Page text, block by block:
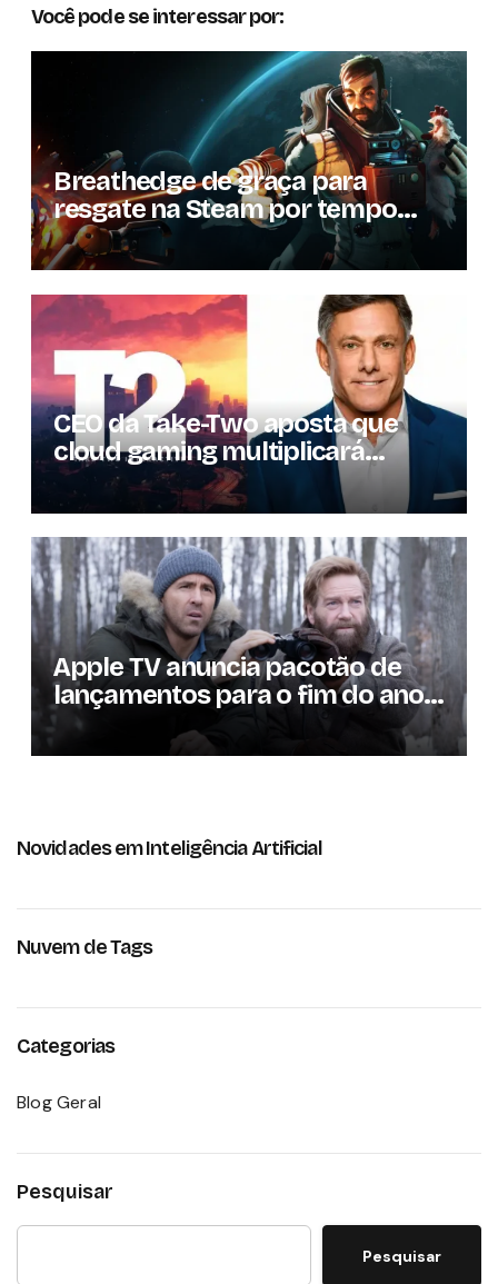
Você pode se interessar por:
Breathedge de graça para
resgate na Steam por tempo
limitado
CEO da Take-Two aposta que
cloud gaming multiplicará
mercado de jogos por 10 em três
anos
Apple TV anuncia pacotão de
lançamentos para o fim do ano;
conheça as produções
Novidades em Inteligência Artificial
Nuvem de Tags
Categorias
Blog Geral
Pesquisar
Pesquisar